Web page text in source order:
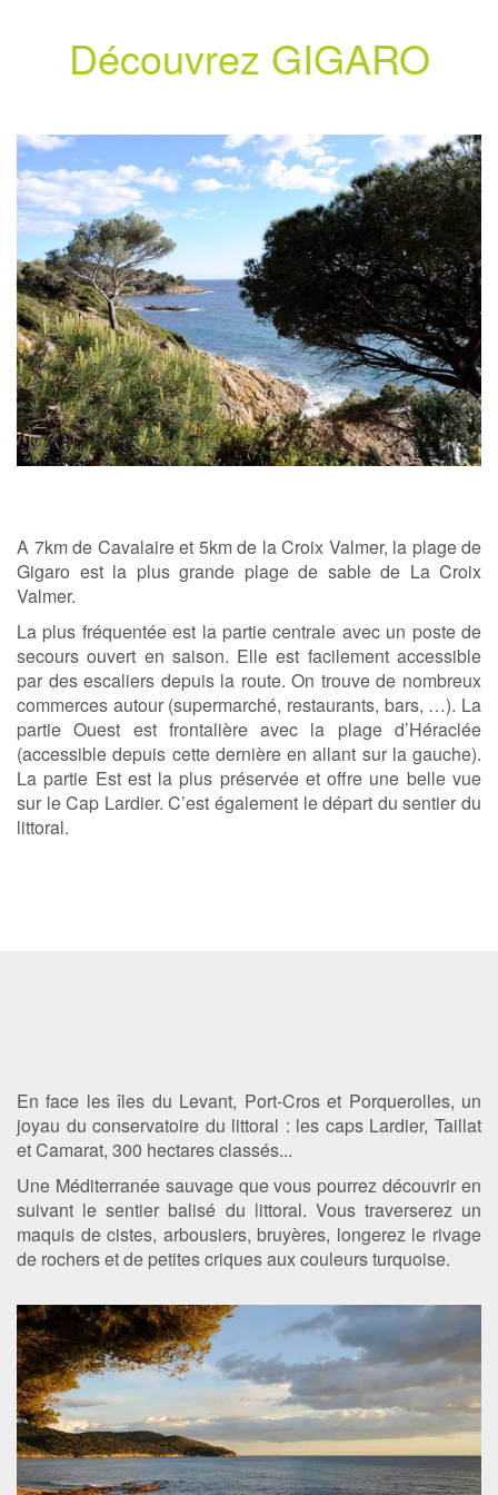
Découvrez GIGARO
A 7km de Cavalaire et 5km de la Croix Valmer, la plage de
Gigaro est la plus grande plage de sable de La Croix
Valmer.
La plus fréquentée est la partie centrale avec un poste de
secours ouvert en saison. Elle est facilement accessible
par des escaliers depuis la route. On trouve de nombreux
commerces autour (supermarché, restaurants, bars, …). La
partie Ouest est frontalière avec la plage d’Héraclée
(accessible depuis cette dernière en allant sur la gauche).
La partie Est est la plus préservée et offre une belle vue
sur le Cap Lardier. C’est également le départ du sentier du
littoral.
En face les îles du Levant, Port-Cros et Porquerolles, un
joyau du conservatoire du littoral : les caps Lardier, Taillat
et Camarat, 300 hectares classés...
Une Méditerranée sauvage que vous pourrez découvrir en
suivant le sentier balisé du littoral. Vous traverserez un
maquis de cistes, arbousiers, bruyères, longerez le rivage
de rochers et de petites criques aux couleurs turquoise.